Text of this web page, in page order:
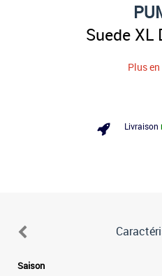
Suede XL
Plus
Livraison
Saison